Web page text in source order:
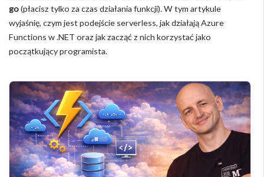
go(płacisz tylko za czas działania funkcji). W tym artykule
wyjaśnię, czym jest podejście serverless, jak działają Azure
Functions w .NET oraz jak zacząć z nich korzystać jako
początkujący programista.